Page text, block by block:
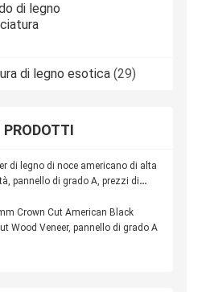
di legno
di legno esotica (29)
di legno di noce americano di alta
pannello di grado A, prezzi di
Crown Cut American Black
Wood Veneer, pannello di grado A